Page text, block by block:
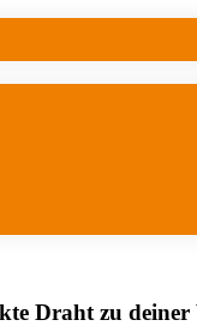
Draht zu